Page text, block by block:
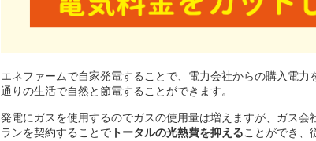
エネファームで自家発電することで、電力会社からの購入電力
通りの生活で自然と節電することができます。
発電にガスを使用するのでガスの使用量は増えますが、ガス
ランを契約することで トータルの光熱費を抑えることができ、